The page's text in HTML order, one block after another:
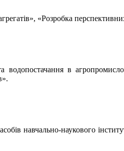
«Розробка
водопостачання в
навчально-наукового